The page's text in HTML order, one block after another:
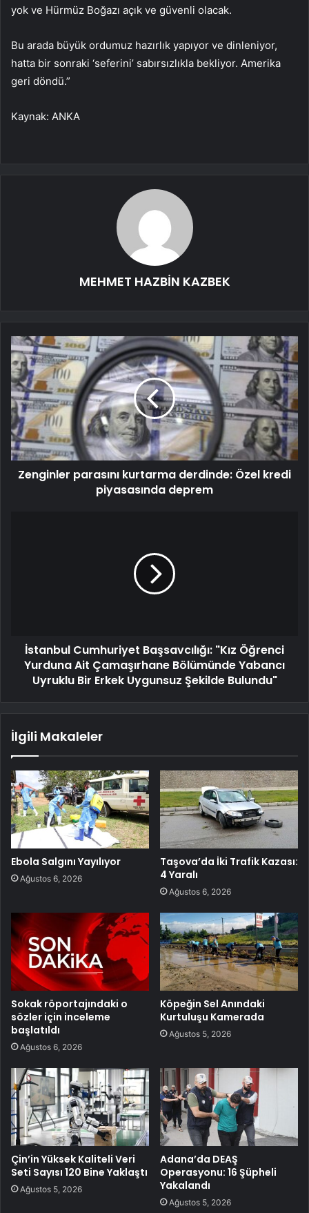
yok ve Hürmüz Boğazı açık ve güvenli olacak.
Bu arada büyük ordumuz hazırlık yapıyor ve dinleniyor,
hatta bir sonraki ‘seferini’ sabırsızlıkla bekliyor. Amerika
geri döndü.”
Kaynak: ANKA
MEHMET HAZBİN KAZBEK
Zenginler parasını kurtarma derdinde: Özel kredi
piyasasında deprem
İstanbul Cumhuriyet Başsavcılığı: "Kız Öğrenci
Yurduna Ait Çamaşırhane Bölümünde Yabancı
Uyruklu Bir Erkek Uygunsuz Şekilde Bulundu"
İlgili Makaleler
Ebola Salgını Yayılıyor
Ağustos 6, 2026
Taşova’da İki Trafik Kazası:
4 Yaralı
Ağustos 6, 2026
Sokak röportajındaki o
sözler için inceleme
başlatıldı
Ağustos 6, 2026
Köpeğin Sel Anındaki
Kurtuluşu Kamerada
Ağustos 5, 2026
Çin’in Yüksek Kaliteli Veri
Seti Sayısı 120 Bine Yaklaştı
Ağustos 5, 2026
Adana’da DEAŞ
Operasyonu: 16 Şüpheli
Yakalandı
Ağustos 5, 2026